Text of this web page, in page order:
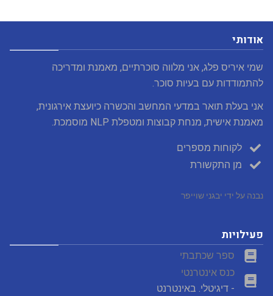
אודותי
שמי איריס פלג, אני מלווה סוכרתיים, מאמנת ומדריכה
להתמודדות עם בעיות סוכר.
אני בעלת תואר במדעי המחשב והכשרה כיועצת אירגונית,
מאמנת אישית, מנחת קבוצות ומטפלת NLP מוסמכת.
לקוחות מספרים
מן התקשורת
נבנה על ידי יבגני שוייפר
פעילויות
ספר שכתבתי
כנס אינטרנטי
- דיגיטלי. באינטרנט